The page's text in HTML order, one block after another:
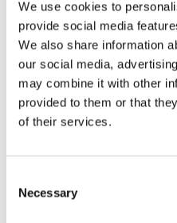
We use cookies to
provide social media
We also share information
our social media,
may combine it with other
provided to them or that
of their services.
Necessary
des campagnes complètes
de répondre à quelques
Media vous guidera tout au
cadre et les éléments de la
campagne génère pour vous
modèles de courrier
d'impression, que vous